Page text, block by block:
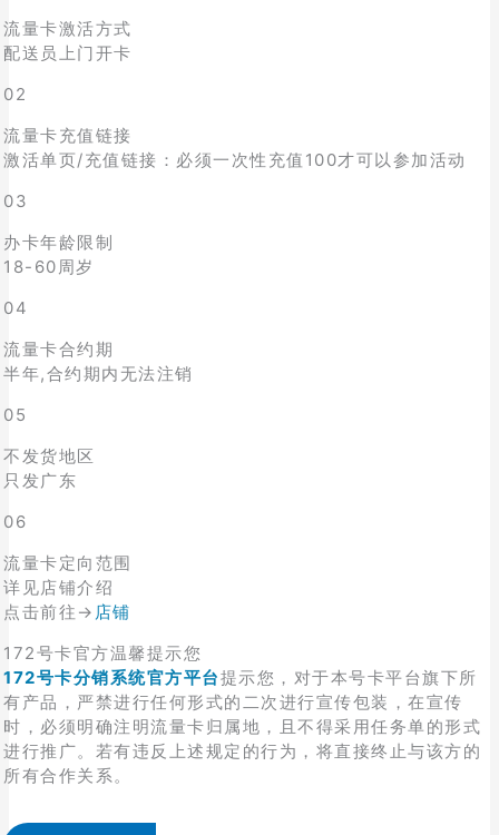
流量卡激活方式
配送员上门开卡
02
流量卡充值链接
激活单页/充值链接：必须一次性充值100才可以参加活动
03
办卡年龄限制
18-60周岁
04
流量卡合约期
半年,合约期内无法注销
05
不发货地区
只发广东
06
流量卡定向范围
详见店铺介绍
点击前往→ 店铺
172号卡官方温馨提示您
172号卡分销系统官方平台提示您，对于本号卡平台旗下所
有产品，严禁进行任何形式的二次进行宣传包装，在宣传
时，必须明确注明流量卡归属地，且不得采用任务单的形式
进行推广。若有违反上述规定的行为，将直接终止与该方的
所有合作关系。